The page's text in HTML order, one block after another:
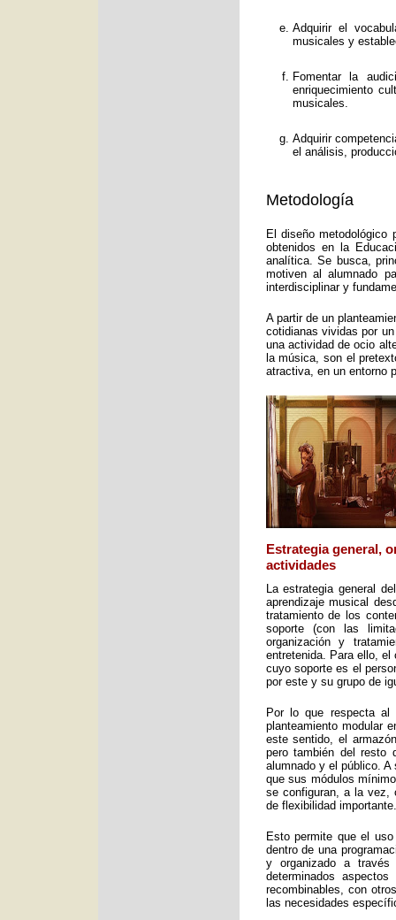
Adquirir el
musicales y
Fomentar la
enriquecimiento
musicales.
Adquirir
el análisis,
Metodología
El diseño metodológico
obtenidos en la
analítica. Se busca,
motiven al alumnado
interdisciplinar y
A partir de un
cotidianas vividas por
una actividad de ocio
la música, son el
atractiva, en un entorno
Estrategia general,
actividades
La estrategia general
aprendizaje musical
tratamiento de los
soporte (con las
organización y
entretenida. Para ello,
cuyo soporte es el
por este y su grupo de
Por lo que respecta al
planteamiento modular
este sentido, el
pero también del resto
alumnado y el público.
que sus módulos
se configuran, a la vez,
de flexibilidad importante.
Esto permite que el
dentro de una
y organizado a
determinados
recombinables, con
las necesidades